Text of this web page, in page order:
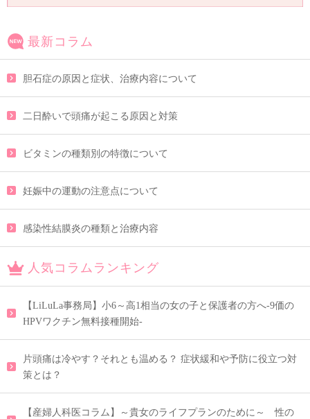
最新コラム
胆石症の原因と症状、治療内容について
二日酔いで頭痛が起こる原因と対策
ビタミンの種類別の特徴について
妊娠中の運動の注意点について
感染性結膜炎の種類と治療内容
人気コラムランキング
【LiLuLa事務局】小6～高1相当の女の子と保護者の方へ-9価の
HPVワクチン無料接種開始-
片頭痛は冷やす？それとも温める？ 症状緩和や予防に役立つ対
策とは？
【産婦人科医コラム】～貴女のライフプランのために～ 性の